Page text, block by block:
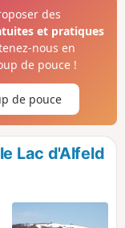
des
et pratiques
nous en
de pouce !
de pouce
Lac d'Alfeld